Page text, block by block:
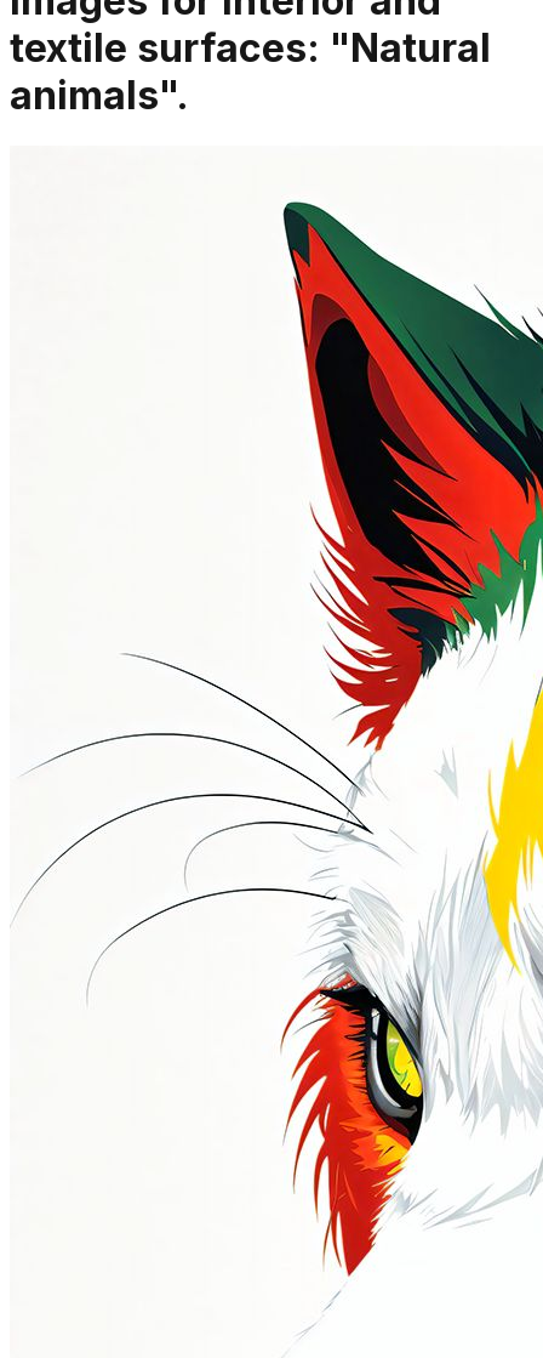
textile surfaces: "Natural
animals".